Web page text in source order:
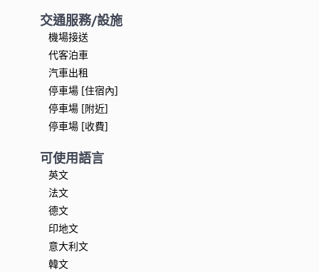
交通服務/設施
機場接送
代客泊車
汽車出租
停車場 [住宿內]
停車場 [附近]
停車場 [收費]
可使用語言
英文
法文
德文
印地文
意大利文
韓文